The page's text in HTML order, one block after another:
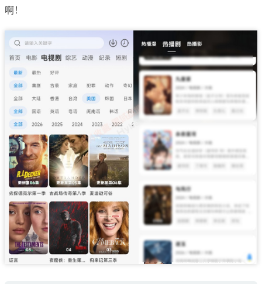
啊！